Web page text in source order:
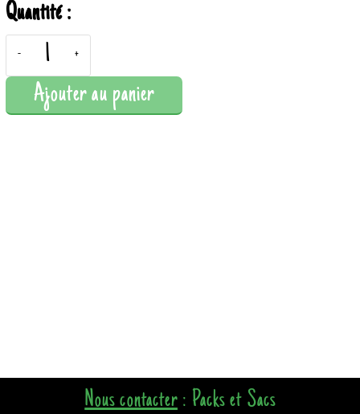
Quantité :
- +
Ajouter au panier
Nous contacter: Packs et Sacs